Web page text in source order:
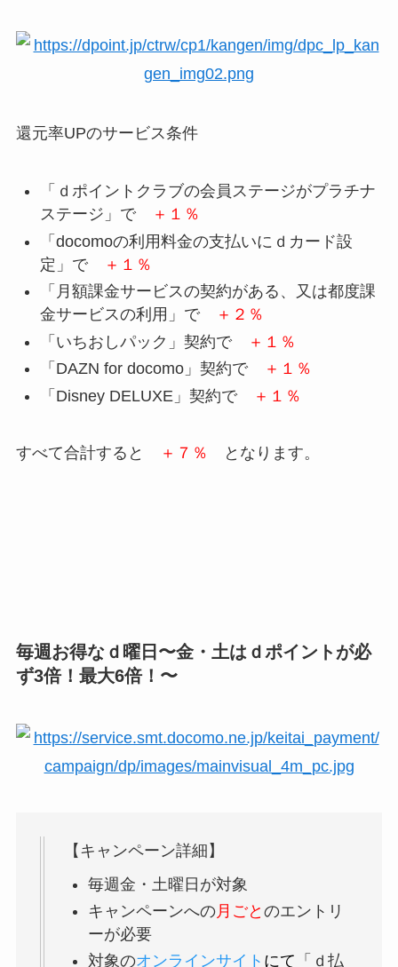
還元率UPのサービス条件
「ｄポイントクラブの会員ステージがプラチナ
ステージ」で
＋１％
「docomoの利用料金の支払いにｄカード設
定」で
＋１％
「月額課金サービスの契約がある、又は都度課
金サービスの利用」で
＋２％
「いちおしパック」契約で
＋１％
「DAZN for docomo」契約で
＋１％
「Disney DELUXE」契約で
＋１％
すべて合計すると ＋７％ となります。
毎週お得なｄ曜日〜金・土はｄポイントが必
ず3倍！最大6倍！〜
【キャンペーン詳細】
毎週金・土曜日が対象
キャンペーンへの月ごと のエントリ
ーが必要
対象のオンラインサイト にて 「ｄ払